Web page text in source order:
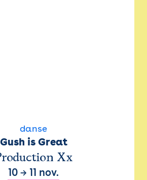
danse
Gush is Great
Xx
10 → 11 nov.